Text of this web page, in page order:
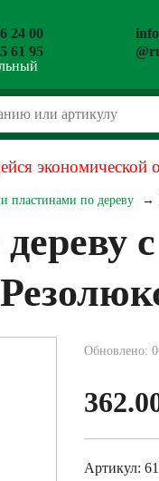
24 00
61 95
экономической
пластинами по дереву
Обновлено:
Артикул: